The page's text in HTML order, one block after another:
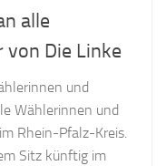
alle
von Die Linke
und
Wählerinnen und
Rhein-Pfalz-Kreis.
Sitz künftig im